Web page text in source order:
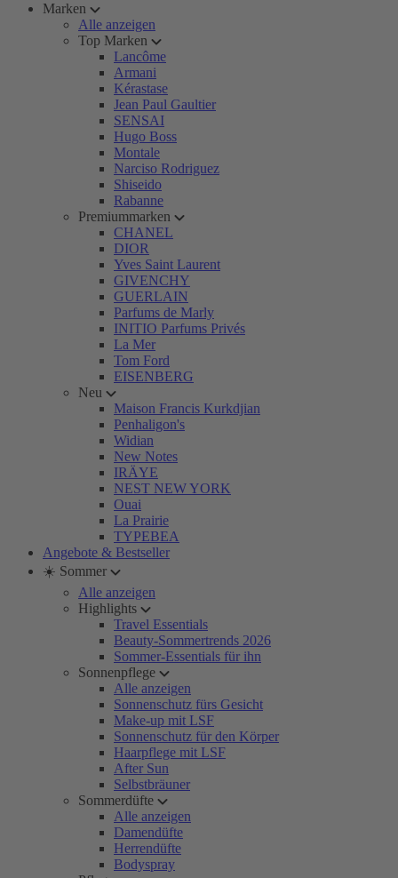
Marken
Alle anzeigen
Top Marken
Lancôme
Armani
Kérastase
Jean Paul Gaultier
SENSAI
Hugo Boss
Montale
Narciso Rodriguez
Shiseido
Rabanne
Premiummarken
CHANEL
DIOR
Yves Saint Laurent
GIVENCHY
GUERLAIN
Parfums de Marly
INITIO Parfums Privés
La Mer
Tom Ford
EISENBERG
Neu
Maison Francis Kurkdjian
Penhaligon's
Widian
New Notes
IRÄYE
NEST NEW YORK
Ouai
La Prairie
TYPEBEA
Angebote & Bestseller
☀️ Sommer
Alle anzeigen
Highlights
Travel Essentials
Beauty-Sommertrends 2026
Sommer-Essentials für ihn
Sonnenpflege
Alle anzeigen
Sonnenschutz fürs Gesicht
Make-up mit LSF
Sonnenschutz für den Körper
Haarpflege mit LSF
After Sun
Selbstbräuner
Sommerdüfte
Alle anzeigen
Damendüfte
Herrendüfte
Bodyspray